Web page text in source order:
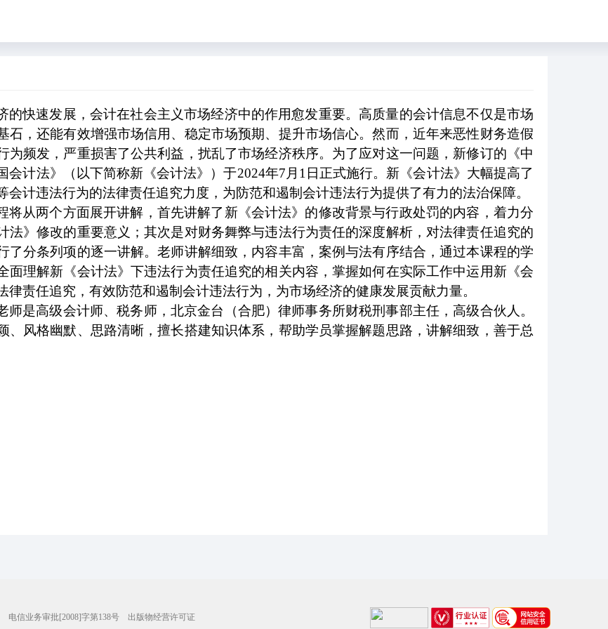
的快速发展，会计在社会主义市场经济中的作用愈发重要。高质量的会计信息不仅是市场
石，还能有效增强市场信用、稳定市场预期、提升市场信心。然而，近年来恶性财务造假
为频发，严重损害了公共利益，扰乱了市场经济秩序。为了应对这一问题，新修订的《中
会计法》（以下简称新《会计法》）于2024年7 月 1 日正式施行。新《会计法》大幅提高了
会计违法行为的法律责任追究力度，为防范和遏制会计违法行为提供了有力的法治保障。
将从两个方面展开讲解，首先讲解了新《会计法》的修改背景与行政处罚的内容，着力分
法》修改的重要意义；其次是对财务舞弊与违法行为责任的深度解析，对法律责任追究的
了分条列项的逐一讲解。老师讲解细致，内容丰富，案例与法有序结合，通过本课程的学
面理解新《会计法》下违法行为责任追究的相关内容，掌握如何在实际工作中运用新《会
律责任追究，有效防范和遏制会计违法行为，为市场经济的健康发展贡献力量。
师是高级会计师、税务师，北京金台（合肥）律师事务所财税刑事部主任，高级合伙人。
、风格幽默、思路清晰，擅长搭建知识体系，帮助学员掌握解题思路，讲解细致，善于总
电信业务审批[2008]字第138号 出版物经营许可证